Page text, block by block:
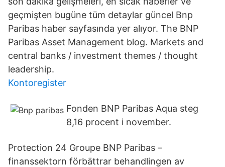
geçmişten bugüne tüm detaylar güncel Bnp
Paribas haber sayfasında yer alıyor. The BNP
Paribas Asset Management blog. Markets and
central banks / investment themes / thought
leadership.
Kontoregister
Fonden BNP Paribas Aqua steg
8,16 procent i november.
Protection 24 Groupe BNP Paribas –
finanssektorn förbättrar behandlingen av